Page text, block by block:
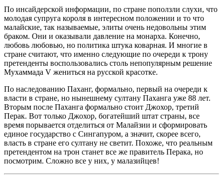
По инсайдерской информации, по стране поползли слухи, что
молодая супруга короля в интересном положении и то что
малайские, так называемые, элиты очень недовольны этим
браком. Они и оказывали давление на монарха. Конечно,
любовь любовью, но политика штука коварная. И многие в
стране считают, что именно следующие по очереди к трону
претенденты воспользовались столь непопулярным решение
Мухаммада V жениться на русской красотке.
По наследованию Паханг, формально, первый на очереди к
власти в стране, но нынешнему султану Паханга уже 88 лет.
Вторым после Паханга формально стоит Джохор, третий
Перак. Вот только Джохор, богатейший штат страны, все
время порывается отделиться от Малайзии и сформировать
единое государство с Сингапуром, а значит, скорее всего,
власть в стране его султану не светит. Похоже, что реальным
претендентом на трон станет все же правитель Перака, но
посмотрим. Сложно все у них, у малазийцев!